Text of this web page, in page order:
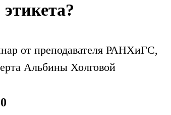
этикета?
от преподавателя РАНХиГС,
Альбины Холговой